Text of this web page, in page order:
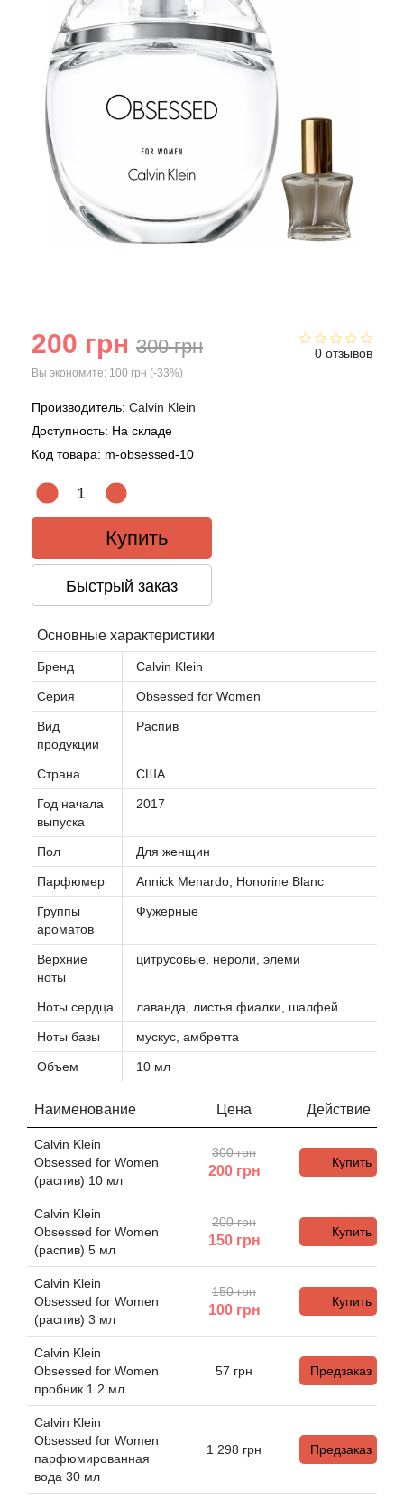
0 отзывов
200 грн 300 грн
Вы экономите: 100 грн (-33%)
Производитель: Calvin Klein
Доступность: На складе
Код товара: m-obsessed-10
Купить
Быстрый заказ
Основные характеристики
Бренд Calvin Klein
Серия Obsessed for Women
Вид
продукции
Распив
Страна США
Год начала
выпуска
2017
Пол Для женщин
Парфюмер Annick Menardo, Honorine Blanc
Группы
ароматов
Фужерные
Верхние
ноты
цитрусовые, нероли, элеми
Ноты сердца лаванда, листья фиалки, шалфей
Ноты базы мускус, амбретта
Объем 10 мл
Наименование Цена Действие
Calvin Klein
Obsessed for Women
(распив) 10 мл
300 грн
200 грн
Купить
Calvin Klein
Obsessed for Women
(распив) 5 мл
200 грн
150 грн
Купить
Calvin Klein
Obsessed for Women
(распив) 3 мл
150 грн
100 грн
Купить
Calvin Klein
Obsessed for Women
пробник 1.2 мл
57 грн Предзаказ
Calvin Klein
Obsessed for Women
парфюмированная
вода 30 мл
1 298 грн Предзаказ
Acqua di Parma
Acqua di Sardegna
Adidas
Aedes de Venustas
Aerin Lauder
Agatha Ruiz de la Prada
Agent Provocateur
Agonist
Aigner
Aj Arabia (Widian)
Al Haramain
Al Jazeera
Alaia Paris
Alexander McQueen
Alexandre Barthet
Alexandre J
Alfred Dunhill
Alyson Oldoini
Alyssa Ashley
American Crew
Amouroud
Andre L'Arom
Angel Schlesser
Anima Mundi
Anna Sui
Annayake
Anne Fontaine
Annick Goutal
Antonia's Flowers